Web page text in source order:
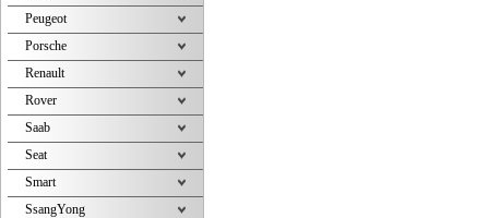
Peugeot
Porsche
Renault
Rover
Saab
Seat
Smart
SsangYong